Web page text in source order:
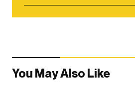
You May Also Like